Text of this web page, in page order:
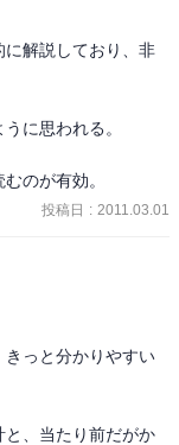
解説しており、非
に思われる。
のが有効。
投稿日 : 2011.03.01
っと分かりやすい
と、当たり前だがか